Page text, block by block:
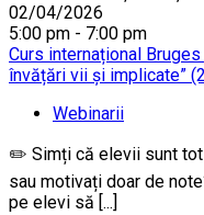
02/04/2026
5:00 pm - 7:00 pm
Curs internațional
învățări vii și implicate”
Webinarii
✏️ Simți că elevii sunt
sau motivați doar de
pe elevi să [...]